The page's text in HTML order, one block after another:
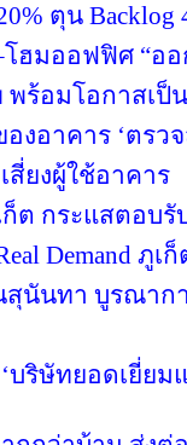
ตุน
มออฟฟิศ “ออ
ร้อมโอกาสเป็
งอาคาร ‘ตร
ยงผู้ใช้อาคาร
ต กระแสตอบรั
Demand ภูเ
สุนันทา บูรณา
ริษัทยอดเยี่ยมแ